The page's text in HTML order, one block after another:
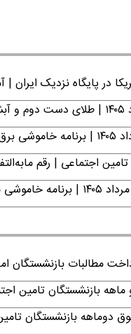
در پایگاه نزدیک ایران |
اجتماعی | رقم
بازنشستگان امروز جمعه ۱۶
بازنشستگان تامین
دوماهه بازنشستگان